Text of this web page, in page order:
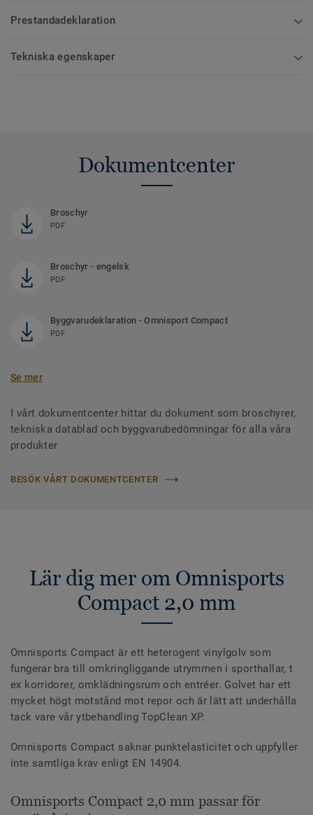
Prestandadeklaration
Tekniska egenskaper
Dokumentcenter
Broschyr
PDF
Broschyr - engelsk
PDF
Byggvarudeklaration - Omnisport Compact
PDF
Se mer
I vårt dokumentcenter hittar du dokument som broschyrer,
tekniska datablad och byggvarubedömningar för alla våra
produkter
BESÖK VÅRT DOKUMENTCENTER
Lär dig mer om Omnisports
Compact 2,0 mm
Omnisports Compact är ett heterogent vinylgolv som
fungerar bra till omkringliggande utrymmen i sporthallar, t
ex korridorer, omklädningsrum och entréer. Golvet har ett
mycket högt motstånd mot repor och är lätt att underhålla
tack vare vår ytbehandling TopClean XP.
Omnisports Compact saknar punktelasticitet och uppfyller
inte samtliga krav enligt EN 14904.
Omnisports Compact 2,0 mm passar för